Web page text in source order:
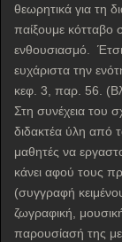
θεωρητικά για τη
παίξουμε κότταβο
ενθουσιασμό.
ευχάριστα την
κεφ. 3, παρ. 56.
Στη συνέχεια του
διδακτέα ύλη από
μαθητές να
κάνει αφού τους
(συγγραφή
ζωγραφική,
παρουσίασή της